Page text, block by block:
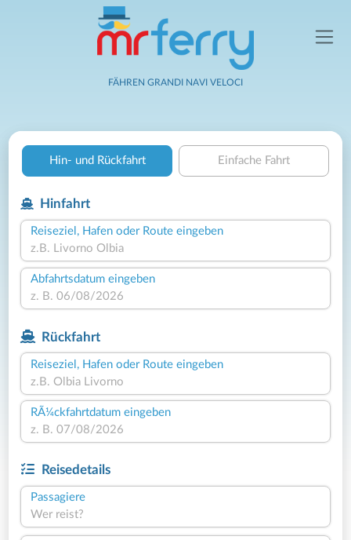
FÄHREN GRANDI NAVI VELOCI
Hin- und Rückfahrt Einfache Fahrt
Hinfahrt
Reiseziel, Hafen oder Route eingeben
Abfahrtsdatum eingeben
Rückfahrt
Reiseziel, Hafen oder Route eingeben
RÃ¼ckfahrtdatum eingeben
Reisedetails
Passagiere
Wer reist?